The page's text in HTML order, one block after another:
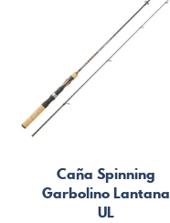
Caña Spinning
Garbolino Lantana
UL